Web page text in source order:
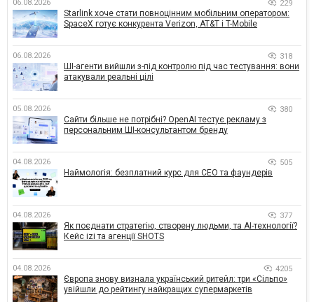
06.08.2026 229
Starlink хоче стати повноцінним мобільним оператором:
SpaceX готує конкурента Verizon, AT&T і T-Mobile
06.08.2026 318
ШІ-агенти вийшли з-під контролю під час тестування: вони
атакували реальні цілі
05.08.2026 380
Сайти більше не потрібні? OpenAI тестує рекламу з
персональним ШІ-консультантом бренду
04.08.2026 505
Наймологія: безплатний курс для CEO та фаундерів
04.08.2026 377
Як поєднати стратегію, створену людьми, та AI-технології?
Кейс izi та агенції SHOTS
04.08.2026 4205
Європа знову визнала український ритейл: три «Сільпо»
увійшли до рейтингу найкращих супермаркетів